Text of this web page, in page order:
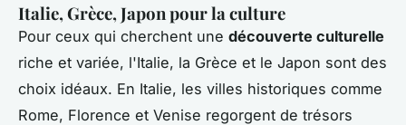
Italie, Grèce, Japon pour la culture
Pour ceux qui cherchent une découverte culturelle
riche et variée, l'Italie, la Grèce et le Japon sont des
choix idéaux. En Italie, les villes historiques comme
Rome, Florence et Venise regorgent de trésors